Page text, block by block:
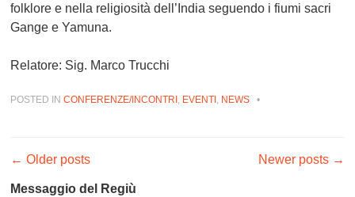
folklore e nella religiosità dell’India seguendo i fiumi sacri
Gange e Yamuna.
Relatore: Sig. Marco Trucchi
POSTED INCONFERENZE/INCONTRI EVENTI NEWS •
Post navigation
← Older posts Newer posts →
Messaggio del Regiù